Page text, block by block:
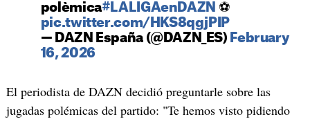
polèmica#LALIGAenDAZN ⚽
pic.twitter.com/HKS8qgjPIP
— DAZN España (@DAZN_ES) February
16, 2026
El periodista de DAZN decidió preguntarle sobre las
jugadas polémicas del partido: "Te hemos visto pidiendo